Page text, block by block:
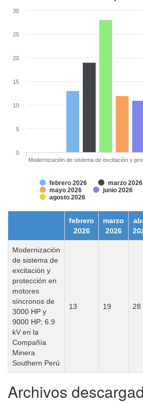
febrero 2026 marzo 2026
mayo 2026
junio 2026
agosto 2026
Modernización de sistema de excitación y
0
5
10
15
20
25
30
febrero
2026
marzo
2026
Modernización
de sistema de
excitación y
protección en
motores
síncronos de
3000 HP y
9000 HP; 6.9
kV en la
Compañía
Minera
Southern Perú
13 19 28
Archivos